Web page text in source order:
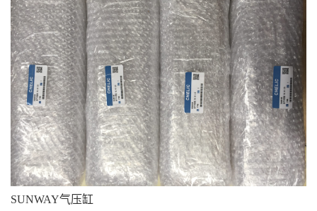
SUNWAY气压缸